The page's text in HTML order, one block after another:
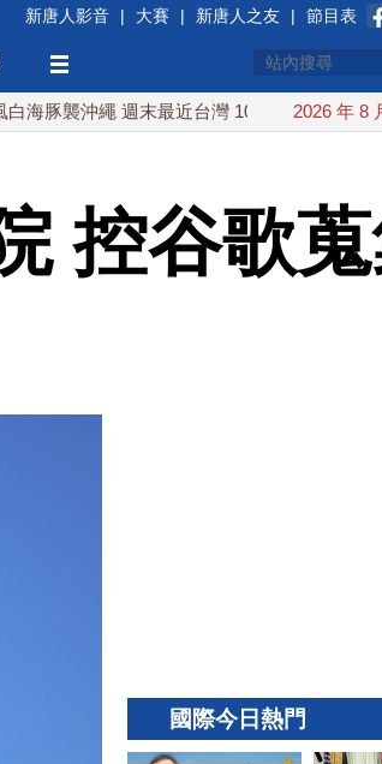
新唐人影音 | 大賽 | 新唐人之友 | 節目表
沖繩 週末最近台灣 10日登陸浙江 川普預
2026 年 8
控谷歌
國際今日熱門